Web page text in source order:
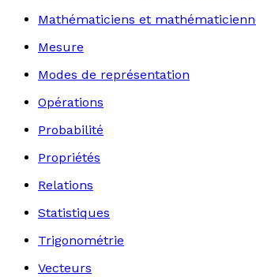
Mathématiciens et
Mesure
Modes de représentation
Opérations
Probabilité
Propriétés
Relations
Statistiques
Trigonométrie
Vecteurs